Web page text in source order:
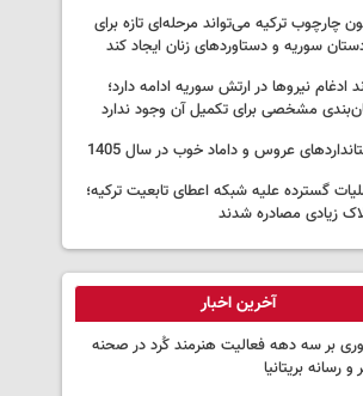
چارچوب ترکیه می‌تواند مرحله‌ای تازه برای
سوریه و دستاوردهای زنان ایجاد کند
ادغام نیروها در ارتش سوریه ادامه دارد؛
مشخصی برای تکمیل آن وجود ندارد
عروس و داماد خوب در سال 1405
گسترده علیه شبکه اعطای تابعیت ترکیه؛
زیادی مصادره شدند
آخرین اخبار
بر سه دهه فعالیت هنرمند کُرد در صحنه
و رسانه بریتانیا